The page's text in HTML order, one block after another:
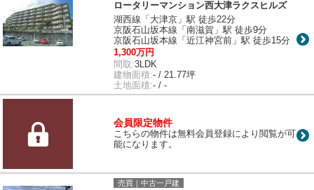
ロータリーマンション西大津ラクスヒルズ
湖西線「大津京」駅 徒歩22分
京阪石山坂本線「南滋賀」駅 徒歩9分
京阪石山坂本線「近江神宮前」駅 徒歩15分
1,300万円
間取:3LDK
建物面積:- / 21.77坪
土地面積:- / -
会員限定物件
こちらの物件は無料会員登録により閲覧が可
能になります。
売買｜中古一戸建